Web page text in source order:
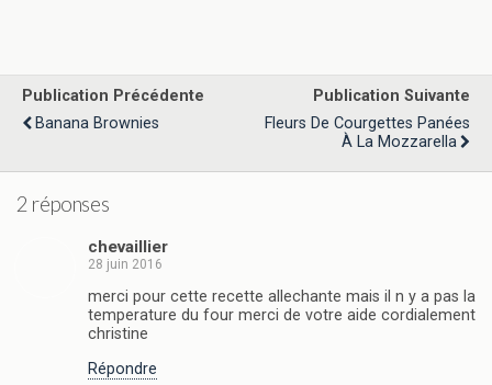
Publication Précédente
Banana Brownies
Publication Suivante
Fleurs De Courgettes Panées
À La Mozzarella
2 réponses
chevaillier
28 juin 2016
merci pour cette recette allechante mais il n y a pas la
temperature du four merci de votre aide cordialement
christine
Répondre